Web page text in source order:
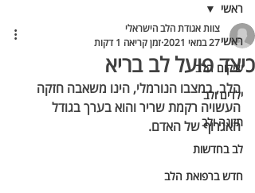
ראשי
שיקום הלב
ילדים ולב
תזונה ולב
לב בחדשות
חדש ברפואת הלב
ראשי
כיצד פועל לב בריא
צוות אגודת הלב הישראלי
27 במאי 2021
זמן קריאה 1 דקות
הלב, במצבו הנורמלי, הינו משאבה חזקה
העשויה רקמת שריר והוא בערך בגודל
האגרוף של האדם.